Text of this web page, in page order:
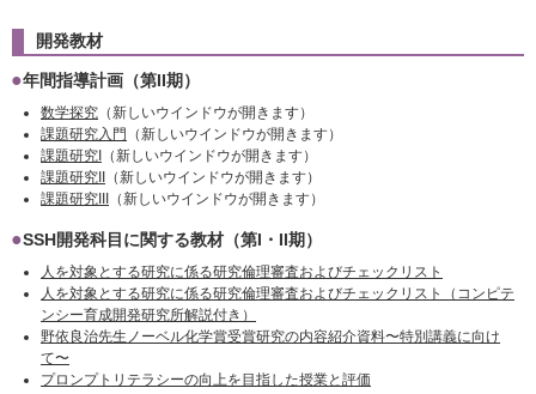
開発教材
年間指導計画（第II期）
数学探究 （新しいウインドウが開きます）
課題研究入門
（新しいウインドウが開きます）
課題研究I
（新しいウインドウが開きます）
課題研究II
（新しいウインドウが開きます）
課題研究III
（新しいウインドウが開きます）
SSH開発科目に関する教材（第I・II期）
人を対象とする研究に係る研究倫理審査およびチェックリスト
人を対象とする研究に係る研究倫理審査およびチェックリスト
（コンピテ
ンシー育成開発研究所解説付き）
野依良治先生ノーベル化学賞受賞研究の内容紹介資料〜特別講義に向け
て〜
プロンプトリテラシーの向上を目指した授業と評価